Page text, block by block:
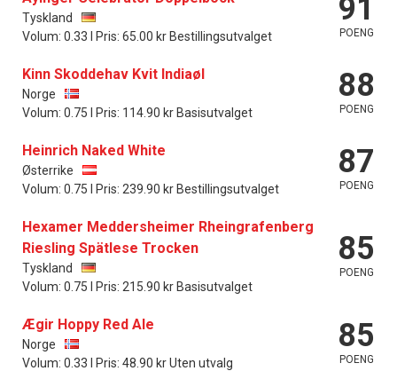
Tyskland
Volum: 0.33 l Pris: 65.00 kr Bestillingsutvalget
91
POENG
Kinn Skoddehav Kvit Indiaøl
Norge
Volum: 0.75 l Pris: 114.90 kr Basisutvalget
88
POENG
Heinrich Naked White
Østerrike
Volum: 0.75 l Pris: 239.90 kr Bestillingsutvalget
87
POENG
Hexamer Meddersheimer Rheingrafenberg
Riesling Spätlese Trocken
Tyskland
Volum: 0.75 l Pris: 215.90 kr Basisutvalget
85
POENG
Ægir Hoppy Red Ale
Norge
Volum: 0.33 l Pris: 48.90 kr Uten utvalg
85
POENG